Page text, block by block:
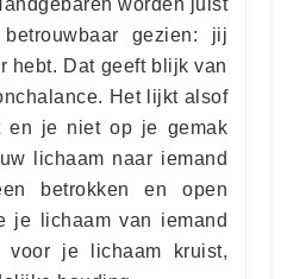
worden juist
gezien: jij
hebt. Dat geeft blijk van
Het lijkt alsof
en je niet op je gemak
lichaam naar iemand
betrokken en open
je lichaam van iemand
voor je lichaam kruist,